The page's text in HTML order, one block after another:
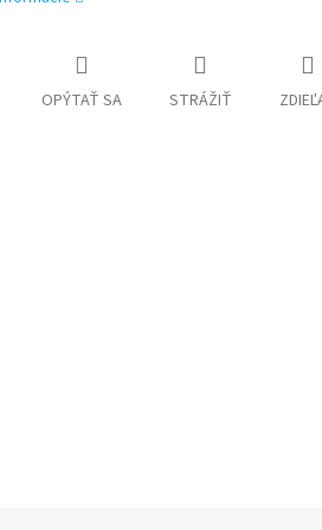
OPÝTAŤ SA STRÁŽIŤ